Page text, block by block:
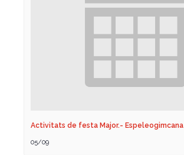
Activitats de festa Major.- Espeleogimcana
05/09